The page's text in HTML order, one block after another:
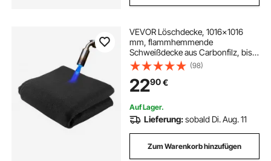
VEVOR Löschdecke, 1016x1016
mm, flammhemmende
Schweißdecke aus Carbonfilz, bis
zu 982 °C hitzebeständige
Brandschutzdecke, 3,5 mm dicke,
feuerfeste Isoliermatte,
Feuerschutzdecke,
Feuerlöschdecke
(98)
2290€
Auf Lager.
Lieferung:sobald Di. Aug. 11
Zum Warenkorb hinzufügen